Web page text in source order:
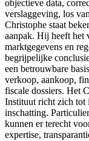
objectieve data,
verslaggeving, los
Christophe staat
aanpak. Hij heeft het
marktgegevens en
begrijpelijke
een betrouwbare
verkoop, aankoop,
fiscale dossiers. Het
Instituut richt zich tot
inschatting.
kunnen er terecht
expertise,